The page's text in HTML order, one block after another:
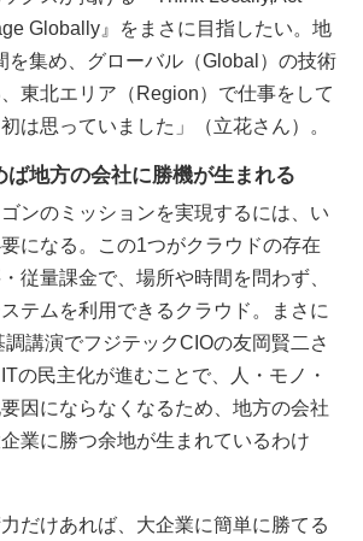
Globally』をまさに目指したい。地
を集め、グローバル（Global）の技術
東北エリア（Region）で仕事をして
は思っていました」（立花さん）。
ば地方の会社に勝機が生まれる
ンのミッションを実現するには、い
になる。この1つがクラウドの存在
従量課金で、場所や時間を問わず、
テムを利用できるクラウド。まさに
講演でフジテックCIOの友岡賢二さ
の民主化が進むことで、人・モノ・
因にならなくなるため、地方の会社
業に勝つ余地が生まれているわけ
だけあれば、大企業に簡単に勝てる